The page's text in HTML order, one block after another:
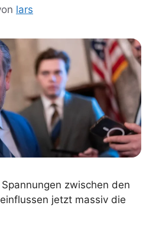
lars
zwischen den
jetzt massiv die